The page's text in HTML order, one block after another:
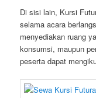
Di sisi lain, Kursi
selama acara
menyediakan ruang
konsumsi, maupun
peserta dapat